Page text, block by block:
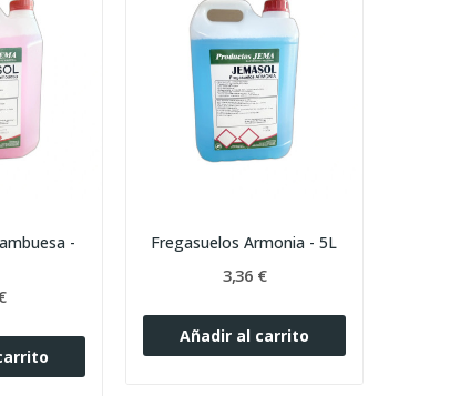
-
Fregasuelos Armonia - 5L
3,36 €
Añadir al carrito